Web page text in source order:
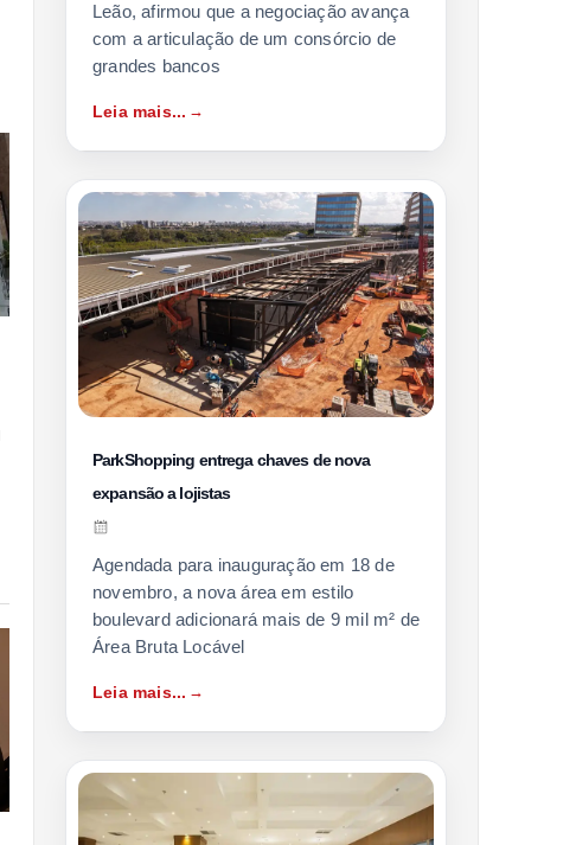
Leão, afirmou que a negociação avança
com a articulação de um consórcio de
grandes bancos
Leia mais...
ParkShopping entrega chaves de nova
expansão a lojistas
Agendada para inauguração em 18 de
novembro, a nova área em estilo
boulevard adicionará mais de 9 mil m² de
Área Bruta Locável
Leia mais...